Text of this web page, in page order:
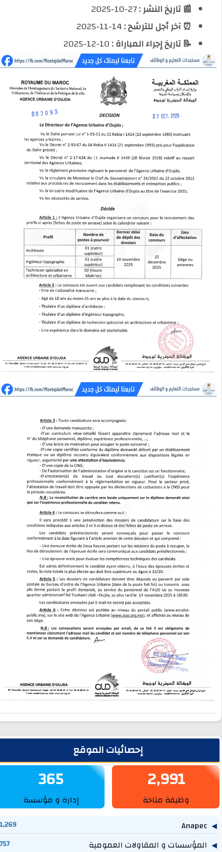
📰 تاريخ النشر :27-10-2025
⏰ آخر أجل للترشح :14-11-2025
📝 تاريخ إجراء المباراة :10-12-2025
إحصائيات الموقع
2,991
وظيفة متاحة
365
إدارة و مؤسسة
Anapec
1,269
المؤسسات و المقاولات العمومية 757